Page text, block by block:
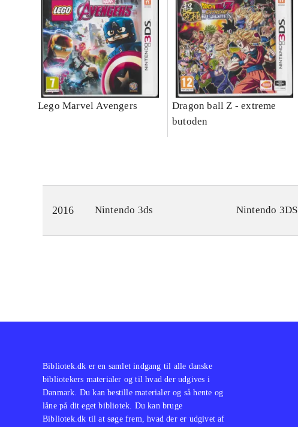
Lego Marvel Avengers
Dragon ball Z - extreme
butoden
2016 Nintendo 3ds Nintendo 3DS
Bibliotek.dk er en samlet indgang til alle danske
bibliotekers materialer og til hvad der udgives i
Danmark. Du kan bestille materialer og så hente og
låne på dit eget bibliotek. Du kan bruge
Bibliotek.dk til at søge frem, hvad der er udgivet af